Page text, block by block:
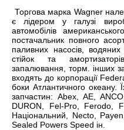
Торгова марка Wagner
є лідером у галузі
автомобілів
постачальник повного
паливних насосів,
стійок та
запалювання, торм. інших
входять до корпорації
боки Атлантичного океану.
запчастин: Abex, AE,
DURON, Fel-Pro, Ferodo,
Національний, Necto,
Sealed Powers Speed ін.